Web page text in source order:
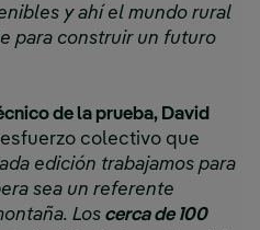
y ahí el mundo rural
para construir un futuro
de la prueba, David
colectivo que
edición trabajamos para
sea un referente
Los cerca de 100